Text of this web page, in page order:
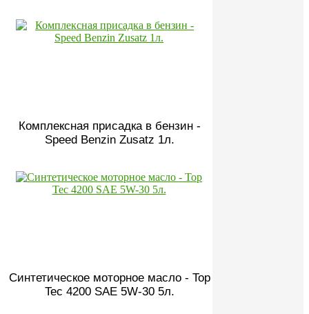
Комплексная присадка в бензин -
Speed Benzin Zusatz 1л.
Синтетическое моторное масло - Top
Tec 4200 SAE 5W-30 5л.